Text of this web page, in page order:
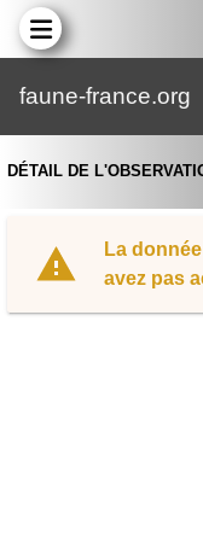
faune-france.org
DÉTAIL DE
La
avez pas